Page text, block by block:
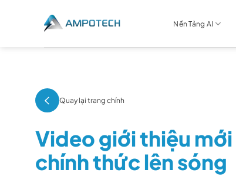
Nền Tảng AI
Quay lại trang chính
Video giới thiệu
chính thức lên sóng